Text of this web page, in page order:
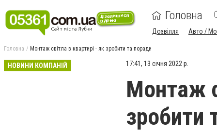
Головна
Дозвілля Авто /
Головна Монтаж світла в квартирі - як зробити та поради
НОВИНИ КОМПАНІЙ 17:41, 13 січня 2022 р.
Монтаж
зробити